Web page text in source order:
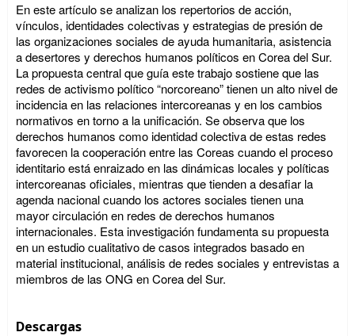
En este artículo se analizan los repertorios de acción,
vínculos, identidades colectivas y estrategias de presión de
las organizaciones sociales de ayuda humanitaria, asistencia
a desertores y derechos humanos políticos en Corea del Sur.
La propuesta central que guía este trabajo sostiene que las
redes de activismo político “norcoreano” tienen un alto nivel de
incidencia en las relaciones intercoreanas y en los cambios
normativos en torno a la unificación. Se observa que los
derechos humanos como identidad colectiva de estas redes
favorecen la cooperación entre las Coreas cuando el proceso
identitario está enraizado en las dinámicas locales y políticas
intercoreanas oficiales, mientras que tienden a desafiar la
agenda nacional cuando los actores sociales tienen una
mayor circulación en redes de derechos humanos
internacionales. Esta investigación fundamenta su propuesta
en un estudio cualitativo de casos integrados basado en
material institucional, análisis de redes sociales y entrevistas a
miembros de las ONG en Corea del Sur.
Descargas